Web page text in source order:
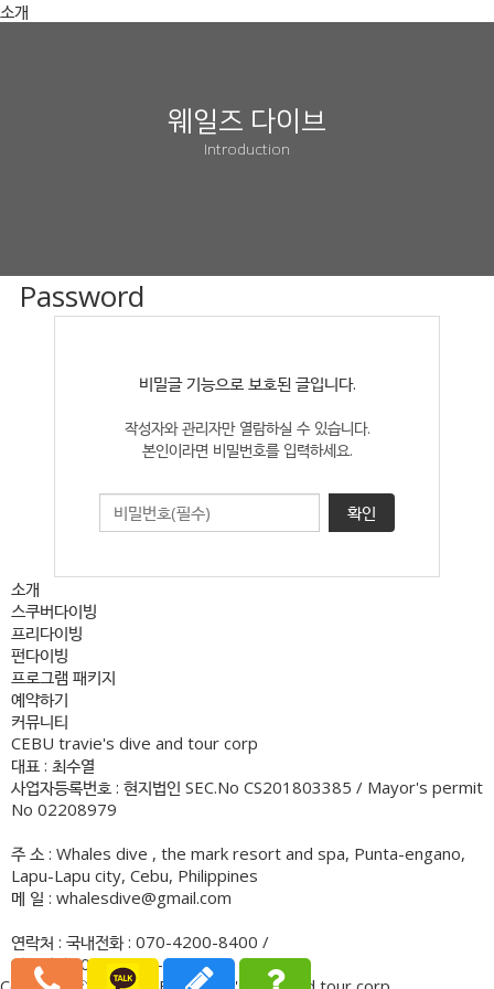
소개
웨일즈 다이브
Introduction
Password
비밀글 기능으로 보호된 글입니다.
작성자와 관리자만 열람하실 수 있습니다.
본인이라면 비밀번호를 입력하세요.
확인
소개
스쿠버다이빙
프리다이빙
펀다이빙
프로그램 패키지
예약하기
커뮤니티
CEBU travie's dive and tour corp
대표 : 최수열
사업자등록번호 : 현지법인 SEC.No CS201803385 / Mayor's permit
No 02208979
주 소 : Whales dive , the mark resort and spa, Punta-engano,
Lapu-Lapu city, Cebu, Philippines
메 일 : whalesdive@gmail.com
연락처 : 국내전화 : 070-4200-8400 /
해외전화 : 091-7770-1882